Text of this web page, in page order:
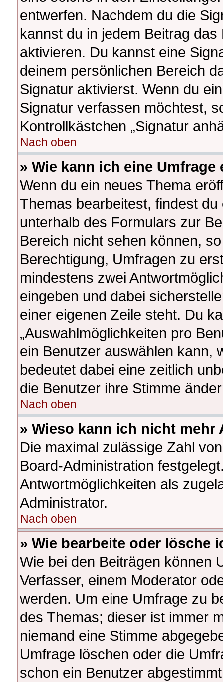
entwerfen. Nachdem du die
kannst du in jedem Beitrag das
aktivieren. Du kannst eine
deinem persönlichen Bereich
Signatur aktivierst. Wenn du
Signatur verfassen möchtest,
Kontrollkästchen „Signatur
Nach oben
» Wie kann ich eine Umfrage
Wenn du ein neues Thema
Themas bearbeitest, findest du
unterhalb des Formulars zur
Bereich nicht sehen können,
Berechtigung, Umfragen zu
mindestens zwei
eingeben und dabei
einer eigenen Zeile steht. Du
„Auswahlmöglichkeiten pro
ein Benutzer auswählen kann,
bedeutet dabei eine zeitlich
die Benutzer ihre Stimme
Nach oben
» Wieso kann ich nicht
Die maximal zulässige Zahl
Board-Administration
Antwortmöglichkeiten als
Administrator.
Nach oben
» Wie bearbeite oder lösche
Wie bei den Beiträgen können
Verfasser, einem Moderator
werden. Um eine Umfrage zu
des Themas; dieser ist immer
niemand eine Stimme
Umfrage löschen oder die
schon ein Benutzer